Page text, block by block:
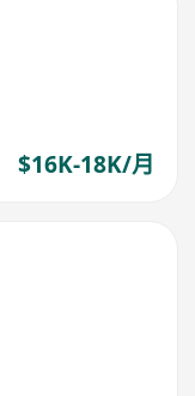
$16K-18K/月